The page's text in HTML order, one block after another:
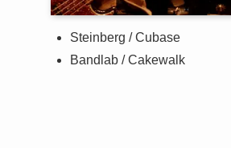
Steinberg / Cubase
Bandlab / Cakewalk